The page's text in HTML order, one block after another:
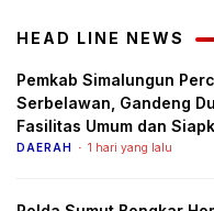
HEAD LINE NEWS
Pemkab Simalungun
Serbelawan, Gandeng
Fasilitas Umum dan
Banjir Berulang
DAERAH 1 hari yang lalu